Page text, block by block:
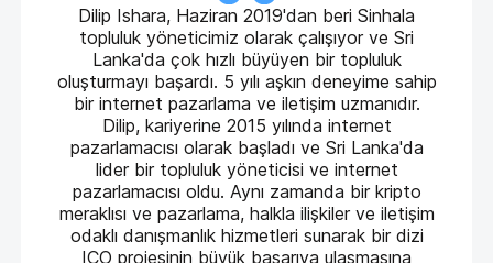
Dilip Ishara, Haziran 2019'dan beri Sinhala
topluluk yöneticimiz olarak çalışıyor ve Sri
Lanka'da çok hızlı büyüyen bir topluluk
oluşturmayı başardı. 5 yılı aşkın deneyime sahip
bir internet pazarlama ve iletişim uzmanıdır.
Dilip, kariyerine 2015 yılında internet
pazarlamacısı olarak başladı ve Sri Lanka'da
lider bir topluluk yöneticisi ve internet
pazarlamacısı oldu. Aynı zamanda bir kripto
meraklısı ve pazarlama, halkla ilişkiler ve iletişim
odaklı danışmanlık hizmetleri sunarak bir dizi
ICO projesinin büyük başarıya ulaşmasına